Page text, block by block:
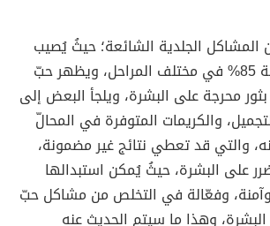
المشاكل الجلدية الشائعة؛ حيثُ يُصيب
معظم الناس بنسبة 85% في مختلف المراحل، ويظهر حبّ
محرجة على البشرة، ويلجأ البعض إلى
والكريمات المتوفرة في المحالّ
والتي قد تعطي نتائج غير مضمونة،
على البشرة، حيثُ يُمكن استبدالها
وفعّالة في التخلص من مشاكل حبّ
البشرة، وهذا ما سيتم الحديث عنه